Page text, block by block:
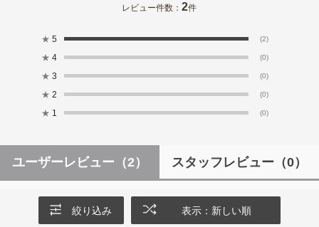
レビュー件数：2件
★ 5 (2)
★ 4 (0)
★ 3 (0)
★ 2 (0)
★ 1 (0)
ユーザーレビュー （2） スタッフレビュー （0）
絞り込み 表示：新しい順